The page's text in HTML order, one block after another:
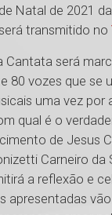
Natal de 2021
transmitido no
Cantata será
80 vozes que se
uma vez por
qual é o
de Jesus
Carneiro da
a reflexão e
apresentadas